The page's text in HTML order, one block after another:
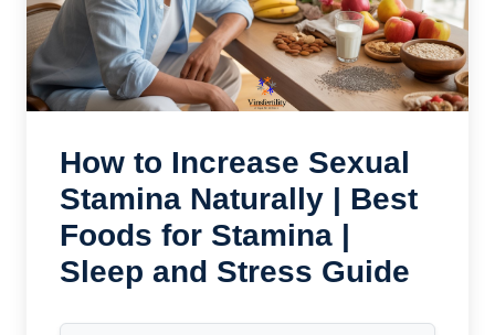
How to Increase Sexual
Stamina Naturally | Best
Foods for Stamina |
Sleep and Stress Guide